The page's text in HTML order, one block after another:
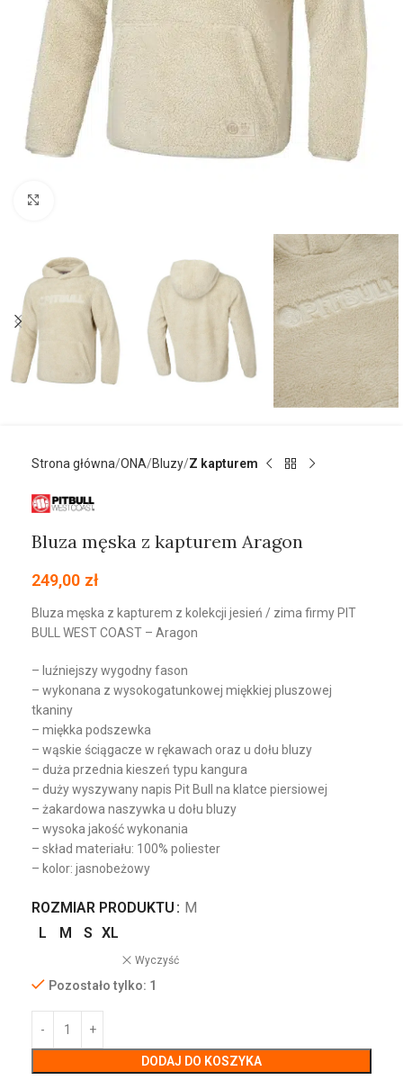
Strona główna ONA Bluzy Z kapturem
Bluza męska z kapturem Aragon
249,00 zł
Bluza męska z kapturem z kolekcji jesień / zima firmy PIT
BULL WEST COAST – Aragon
– luźniejszy wygodny fason
– wykonana z wysokogatunkowej miękkiej pluszowej
tkaniny
– miękka podszewka
– wąskie ściągacze w rękawach oraz u dołu bluzy
– duża przednia kieszeń typu kangura
– duży wyszywany napis Pit Bull na klatce piersiowej
– żakardowa naszywka u dołu bluzy
– wysoka jakość wykonania
– skład materiału: 100% poliester
– kolor: jasnobeżowy
ROZMIAR PRODUKTU
M
L
M S XL
Wyczyść
Pozostało tylko: 1
DODAJ DO KOSZYKA